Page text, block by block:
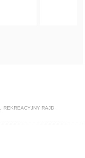
,
REKREACYJNY RAJD